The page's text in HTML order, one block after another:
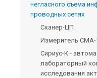
негласного съема
проводных сетях
Сканер-ЦП
Измеритель CMA-
Сириус-К -
лабораторный
исследования